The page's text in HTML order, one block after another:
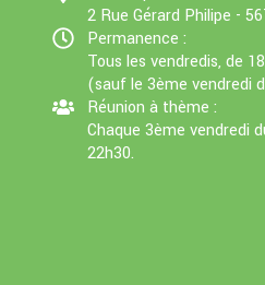
2 Rue Gérard Philipe -
Permanence :
Tous les vendredis, de
(sauf le 3ème vendredi
Réunion à thème :
Chaque 3ème vendredi
22h30.